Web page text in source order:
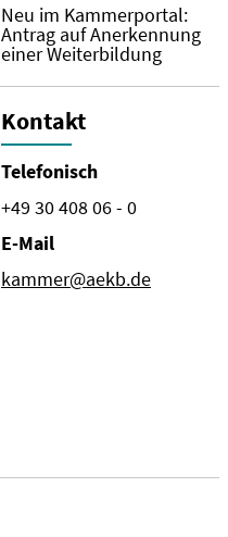
Neu im Kammerportal:
Antrag auf Anerkennung
einer Weiterbildung
Kontakt
Telefonisch
+49 30 408 06 - 0
E-Mail
kammer@aekb.de